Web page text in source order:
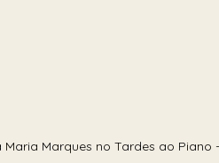
Maria Marques no Tardes ao Piano